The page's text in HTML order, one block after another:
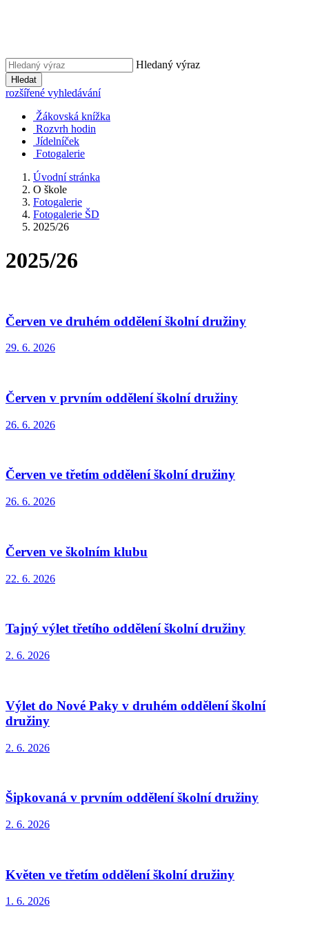
Hledaný výraz
Hledat
rozšířené vyhledávání
Žákovská knížka
Rozvrh hodin
Jídelníček
Fotogalerie
Úvodní stránka
O škole
Fotogalerie
Fotogalerie ŠD
2025/26
2025/26
Červen ve druhém oddělení školní družiny
29. 6. 2026
Červen v prvním oddělení školní družiny
26. 6. 2026
Červen ve třetím oddělení školní družiny
26. 6. 2026
Červen ve školním klubu
22. 6. 2026
Tajný výlet třetího oddělení školní družiny
2. 6. 2026
Výlet do Nové Paky v druhém oddělení školní
družiny
2. 6. 2026
Šipkovaná v prvním oddělení školní družiny
2. 6. 2026
Květen ve třetím oddělení školní družiny
1. 6. 2026